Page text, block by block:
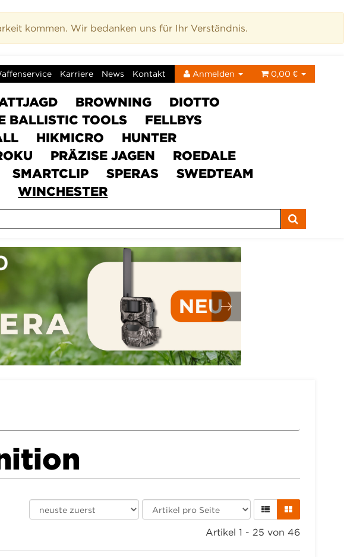
kommen. Wir bedanken uns für Ihr Verständnis.
Karriere News Kontakt Anmelden 0,00 €
BROWNING
DIOTTO
BALLISTIC TOOLS
FELLBYS
HIKMICRO
HUNTER
PRÄZISE JAGEN
ROEDALE
SMARTCLIP SPERAS
SWEDTEAM
WINCHESTER
Artikel 1 - 25 von 46